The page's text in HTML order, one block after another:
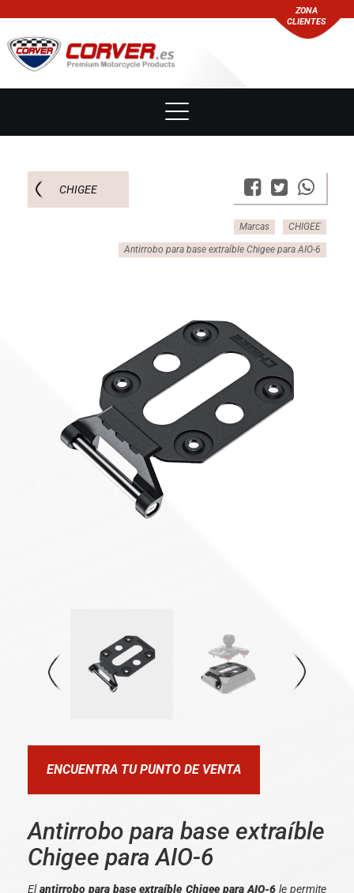
ZONA
CLIENTES
CHIGEE
Marcas CHIGEE
Antirrobo para base extraíble Chigee para AIO-6
ENCUENTRA TU PUNTO DE VENTA
Antirrobo para base extraíble
Chigee para AIO-6
Elantirrobo para base extraíble Chigee para AIO-6 le permite